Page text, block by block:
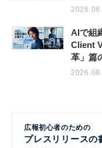
AIで組
Client
革」篇
広報初心者のための
プレスリリースの